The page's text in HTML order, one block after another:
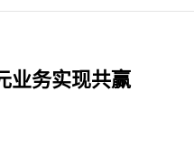
业务实现共赢